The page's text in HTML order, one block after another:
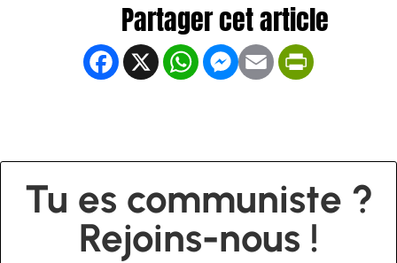
Facebook
X WhatsApp
Messenger
Email
Tu es communiste ?
Rejoins-nous !